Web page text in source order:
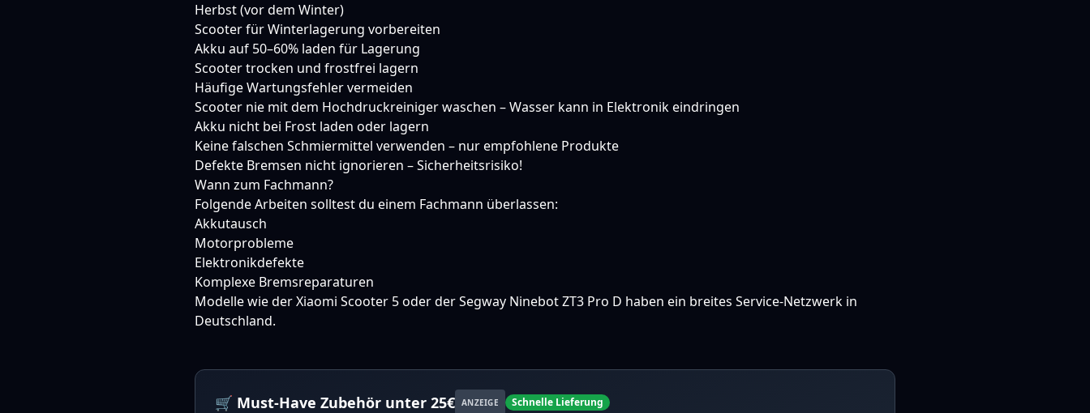
Herbst (vor dem Winter)
Scooter für Winterlagerung vorbereiten
Akku auf 50–60% laden für Lagerung
Scooter trocken und frostfrei lagern
Häufige Wartungsfehler vermeiden
Scooter nie mit dem Hochdruckreiniger waschen – Wasser kann in Elektronik eindringen
Akku nicht bei Frost laden oder lagern
Keine falschen Schmiermittel verwenden – nur empfohlene Produkte
Defekte Bremsen nicht ignorieren – Sicherheitsrisiko!
Wann zum Fachmann?
Folgende Arbeiten solltest du einem Fachmann überlassen:
Akkutausch
Motorprobleme
Elektronikdefekte
Komplexe Bremsreparaturen
Modelle wie derXiaomi Scooter 5oder derSegway Ninebot ZT3 Pro D haben ein breites Service-Netzwerk in
Deutschland.
🛒 Must-Have Zubehör unter 25€ ANZEIGE Schnelle Lieferung